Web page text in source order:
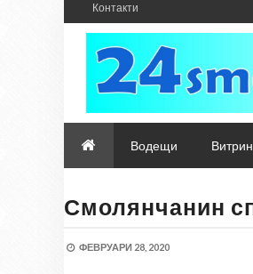
Контакти
Водещи
Смолянчанин
ФЕВРУАРИ 28, 2020